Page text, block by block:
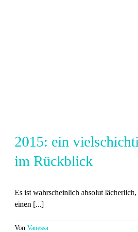
2015: ein
im Rückblick
Es ist wahrscheinlich absolut lächerlich,
einen [...]
Von Vanessa